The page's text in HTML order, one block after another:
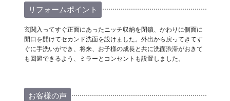
リフォームポイント
玄関入ってすぐ正面にあったニッチ収納を閉鎖、かわりに側面に
開口を開けてセカンド洗面を設けました。外出から戻ってきてす
ぐに手洗いができ、将来、お子様の成長と共に洗面渋滞がおきて
も回避できるよう、ミラーとコンセントも設置しました。
お客様の声